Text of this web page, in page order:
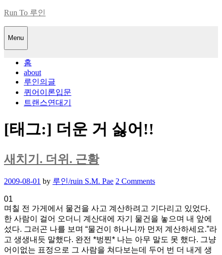
Skip
content
Run To 루인
Menu
홈
about
루인의글
퀴어이론입문
트랜스연대기
[태그:] 더운 거 싫어!!
새치기. 더위. 근황
Posted
2009-08-01 by 루인/ruin S.M. Pae 2 Comments
01
며칠 전 가게에서 물건을 사고 계산하려고 기다리고 있었다.
한 사람이 걸어 오더니 계산대에 자기 물건을 놓으며 내 앞에
섰다. 그러곤 나를 보며 “물건이 하나니까 먼저 계산하세요.”라
고 생생내듯 말했다. 완전 *벙찐* 나는 아무 말도 못 했다. 그냥
어이없는 표정으로 그 사람을 쳐다보는데 두어 번 더 내게 생